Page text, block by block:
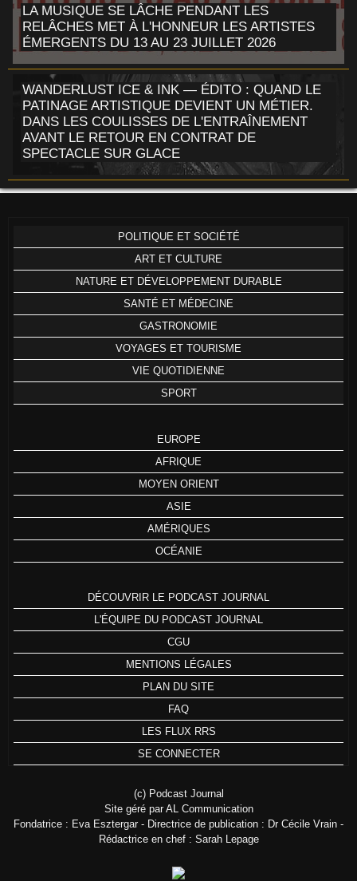
LA MUSIQUE SE LÂCHE PENDANT LES
RELÂCHES MET À L'HONNEUR LES ARTISTES
ÉMERGENTS DU 13 AU 23 JUILLET 2026
WANDERLUST ICE & INK — ÉDITO : QUAND LE
PATINAGE ARTISTIQUE DEVIENT UN MÉTIER.
DANS LES COULISSES DE L'ENTRAÎNEMENT
AVANT LE RETOUR EN CONTRAT DE
SPECTACLE SUR GLACE
POLITIQUE ET SOCIÉTÉ
ART ET CULTURE
NATURE ET DÉVELOPPEMENT DURABLE
SANTÉ ET MÉDECINE
GASTRONOMIE
VOYAGES ET TOURISME
VIE QUOTIDIENNE
SPORT
EUROPE
AFRIQUE
MOYEN ORIENT
ASIE
AMÉRIQUES
OCÉANIE
DÉCOUVRIR LE PODCAST JOURNAL
L'ÉQUIPE DU PODCAST JOURNAL
CGU
MENTIONS LÉGALES
PLAN DU SITE
FAQ
LES FLUX RRS
SE CONNECTER
(c) Podcast Journal
Site géré par AL Communication
Fondatrice : Eva Esztergar - Directrice de publication : Dr Cécile Vrain -
Rédactrice en chef : Sarah Lepage